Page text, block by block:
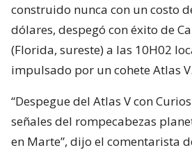
construido nunca con un costo
dólares, despegó con éxito de
(Florida, sureste) a las 10H02
impulsado por un cohete Atlas V.
“Despegue del Atlas V con
señales del rompecabezas
en Marte”, dijo el comentarista